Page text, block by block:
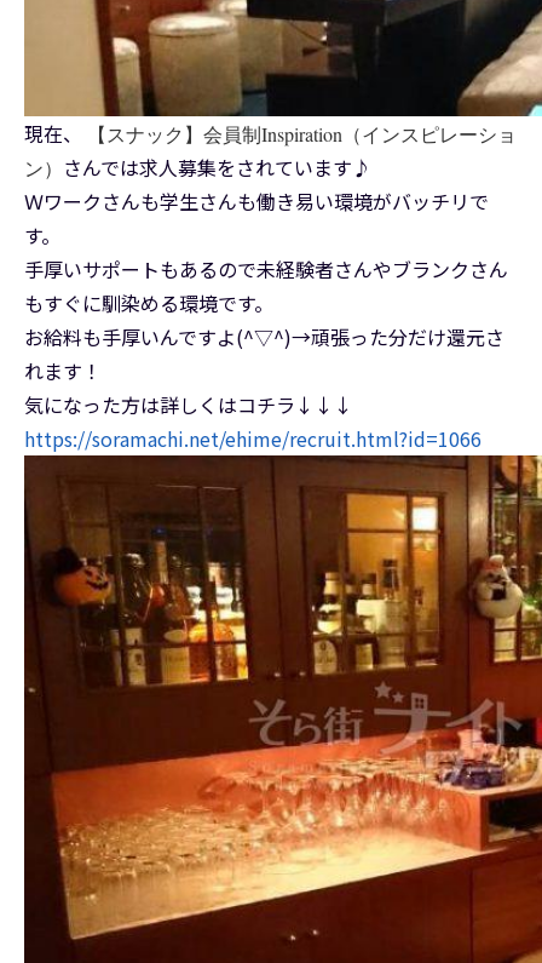
現在、
【スナック】会員制Inspiration（インスピレーショ
ン） さんでは求人募集をされています♪
Ｗワークさんも学生さんも働き易い環境がバッチリで
す。
手厚いサポートもあるので未経験者さんやブランクさん
もすぐに馴染める環境です。
お給料も手厚いんですよ(^▽^)→頑張った分だけ還元さ
れます！
気になった方は詳しくはコチラ↓↓↓
https://soramachi.net/ehime/recruit.html?id=1066